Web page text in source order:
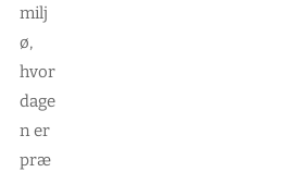
milj
ø,
hvor
dage
n er
præ